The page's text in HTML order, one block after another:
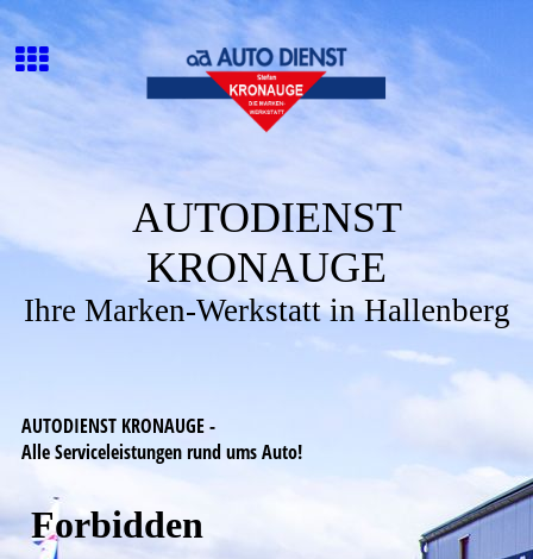
AUTODIENST
KRONAUGE
Ihre Marken-Werkstatt in Hallenberg
AUTODIENST KRONAUGE -
Alle Serviceleistungen rund ums Auto!